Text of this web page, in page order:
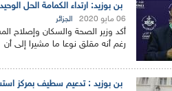
بن بوزيد: ارتداء الكمامة الحل
06 مايو 2020 الجزائر
أكد وزير الصحة والسكان وإصلاح
رغم أنه مقلق نوعا ما مشيرا إلى
بن بوزيد : تدعيم سطيف بمركز